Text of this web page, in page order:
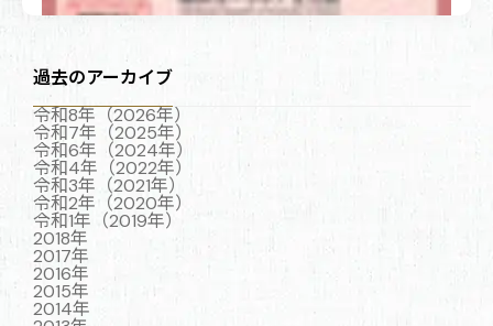
2013年12月10日（火）～12月23 日（月・祝）
特別公開自鑪庁至烏斯蔵程站輿図
過去のアーカイブ
令和8年（2026年）
令和7年（2025年）
令和6年（2024年）
令和4年（2022年）
令和3年（2021年）
令和2年（2020年）
令和1年（2019年）
2018年
2017年
2016年
2015年
2014年